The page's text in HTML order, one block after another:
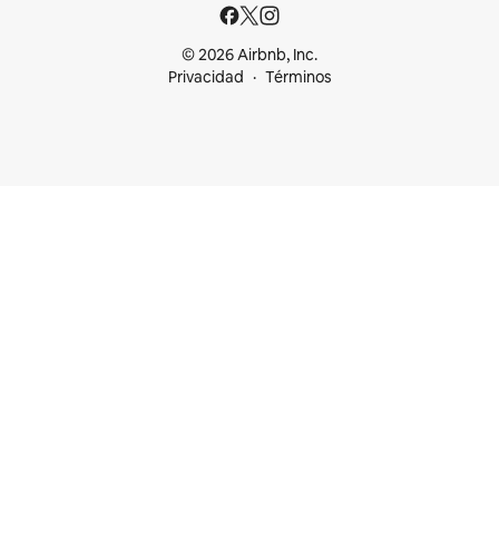
© 2026 Airbnb, Inc.
Privacidad
Términos